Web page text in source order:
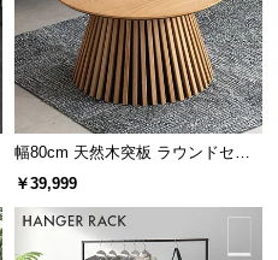
幅80cm 天然木突板 ラウンドセン
ターテーブル 美しい格子デザイン
￥39,999